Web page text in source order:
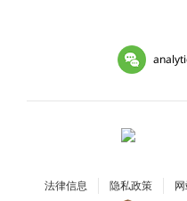
法律信息 隐私政策